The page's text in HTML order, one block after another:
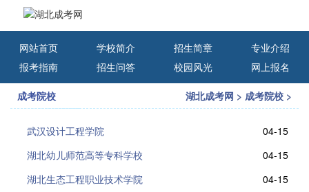
网站首页 学校简介 招生简章
专业介绍
报考指南
招生问答 校园风光 网上报名
成考院校 湖北成考网 > 成考院校 >
04-15
武汉设计工程学院
04-15
湖北幼儿师范高等专科学校
04-15
湖北生态工程职业技术学院